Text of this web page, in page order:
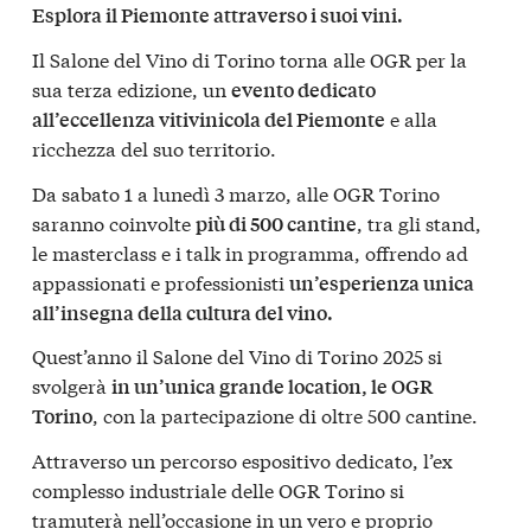
Esplora il Piemonte attraverso i suoi vini.
Il Salone del Vino di Torino torna alle OGR per la
sua terza edizione, un evento dedicato
all’eccellenza vitivinicola del Piemonte e alla
ricchezza del suo territorio.
Da sabato 1 a lunedì 3 marzo, alle OGR Torino
saranno coinvoltepiù di 500 cantine, tra gli stand,
le masterclass e i talk in programma, offrendo ad
appassionati e professionisti un’esperienza unica
all’insegna della cultura del vino.
Quest’anno il Salone del Vino di Torino 2025 si
svolgerà in un’unica grande location, le OGR
Torino, con la partecipazione di oltre 500 cantine.
Attraverso un percorso espositivo dedicato, l’ex
complesso industriale delle OGR Torino si
tramuterà nell’occasione in un vero e proprio